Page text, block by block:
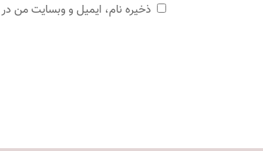
ذخیره نام، ایمیل و وبسایت من